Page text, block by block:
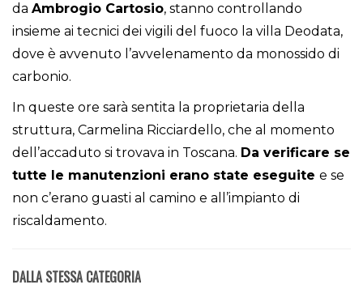
da Ambrogio Cartosio, stanno controllando
insieme ai tecnici dei vigili del fuoco la villa Deodata,
dove è avvenuto l’avvelenamento da monossido di
carbonio.
In queste ore sarà sentita la proprietaria della
struttura, Carmelina Ricciardello, che al momento
dell’accaduto si trovava in Toscana. Da verificare se
tutte le manutenzioni erano state eseguite e se
non c’erano guasti al camino e all’impianto di
riscaldamento.
DALLA STESSA CATEGORIA